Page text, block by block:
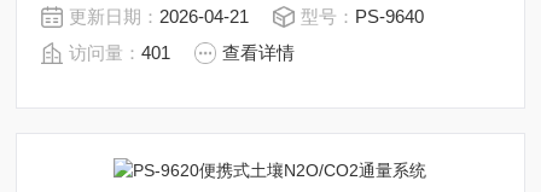
更新日期： 2026-04-21 型号： PS-9640
访问量：401 查看详情